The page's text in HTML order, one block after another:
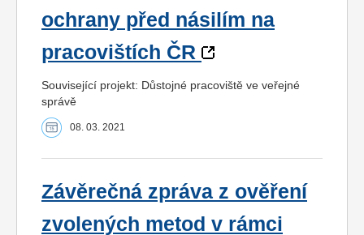
ochrany před násilím na
pracovištích ČR
Související projekt: Důstojné pracoviště ve veřejné
správě
08. 03. 2021
Závěrečná zpráva z ověření
zvolených metod v rámci